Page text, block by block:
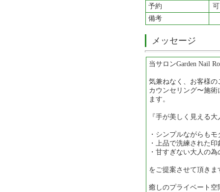
予約
可
備考
メッセージ
当サロンGarden Nail
気兼ねなく、お客様
カウンセリング〜施
ます。
『手が美しく見える
・シンプルながらも
・上品で洗練された
・甘すぎない大人の
をご提案させて頂きま
癒しのプライベート